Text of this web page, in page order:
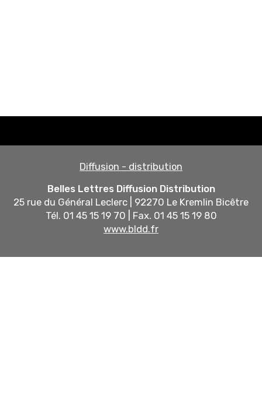
Diffusion - distribution
Belles Lettres Diffusion Distribution
25 rue du Général Leclerc | 92270 Le Kremlin Bicêtre
Tél. 01 45 15 19 70 | Fax. 01 45 15 19 80
www.bldd.fr